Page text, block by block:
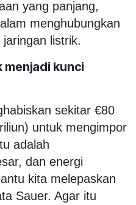
yang panjang,
menghubungkan
listrik.
menjadi kunci
sekitar €80
untuk mengimpor
adalah
dan energi
kita melepaskan
Sauer. Agar itu